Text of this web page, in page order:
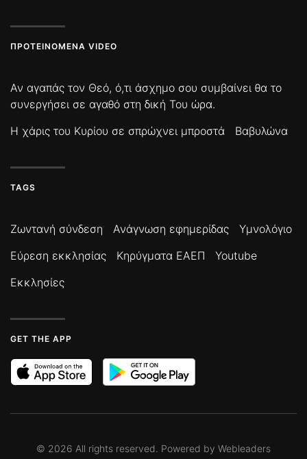
ΠΡΟΤΕΙΝΌΜΕΝΑ VIDEO
Αν αγαπάς τον Θεό, ό,τι άσχημο σου συμβαίνει θα το
συνεργήσει σε αγαθό στη δική Του ώρα.
Η χάρις του Κυρίου σε σπρώχνει μπροστά
Βαβυλώνα
TAGS
Ζωντανή σύνδεση Ανάγνωση εφημερίδας
Υμνολόγιο
Εύρεση εκκλησίας
Κηρύγματα ΕΑΕΠ
Youtube
Εκκλησίες
GET THE APP
© 2026 All rights reserved. Powered by Webleaders